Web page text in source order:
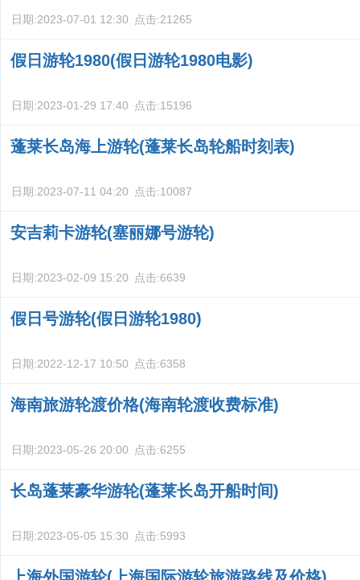
日期:2023-07-01 12:30 点击:21265
假日游轮1980(假日游轮1980电影)
日期:2023-01-29 17:40 点击:15196
蓬莱长岛海上游轮(蓬莱长岛轮船时刻表)
日期:2023-07-11 04:20 点击:10087
安吉莉卡游轮(塞丽娜号游轮)
日期:2023-02-09 15:20 点击:6639
假日号游轮(假日游轮1980)
日期:2022-12-17 10:50 点击:6358
海南旅游轮渡价格(海南轮渡收费标准)
日期:2023-05-26 20:00 点击:6255
长岛蓬莱豪华游轮(蓬莱长岛开船时间)
日期:2023-05-05 15:30 点击:5993